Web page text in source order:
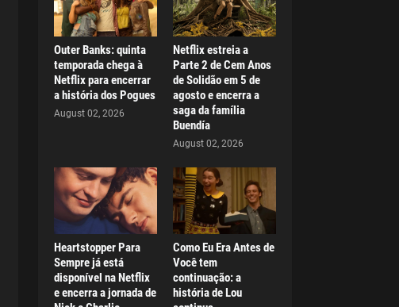
Outer Banks: quinta
temporada chega à
Netflix para encerrar
a história dos Pogues
August 02, 2026
Netflix estreia a
Parte 2 de Cem Anos
de Solidão em 5 de
agosto e encerra a
saga da família
Buendía
August 02, 2026
Heartstopper Para
Sempre já está
disponível na Netflix
e encerra a jornada de
Como Eu Era Antes de
Você tem
continuação: a
história de Lou